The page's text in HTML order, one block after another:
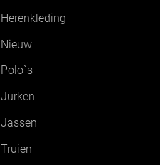
Herenkleding
Nieuw
Polo`s
Jurken
Jassen
Truien